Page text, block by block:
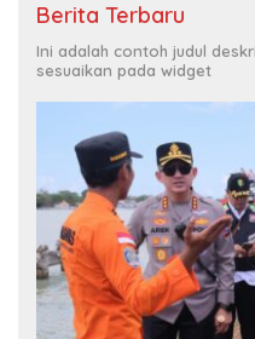
Berita Terbaru
Ini adalah contoh judul
sesuaikan pada widget